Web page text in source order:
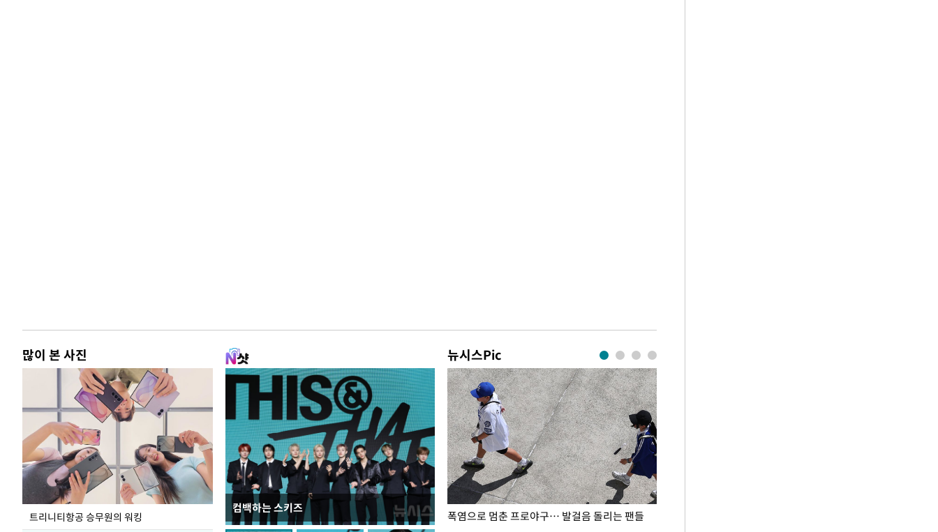
많이 본 사진
트리니티항공 승무원의 워킹
컴백하는 스키즈
뉴시스Pic
입추 하루 앞둔 전남광주… 열화상 카메라에 담긴 폭염으로 멈춘 프로야구… 발걸음 돌리는 팬들